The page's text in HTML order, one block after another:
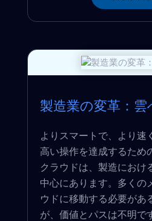
製造業の変革：雲
よりスマートで、より速
高い操作を達成するため
クラウドは、製造におけ
中心にあります。多くの
ウドに移動する必要があ
が、価値とパスは不明です